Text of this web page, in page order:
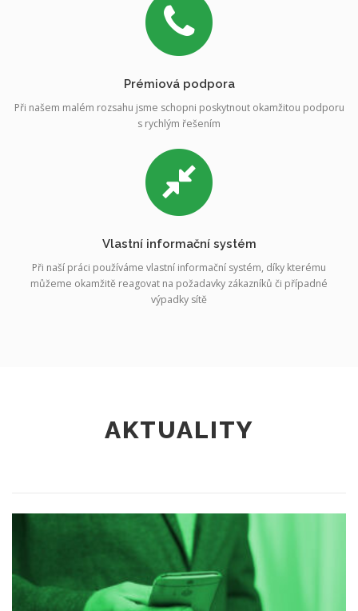
Prémiová podpora
Při našem malém rozsahu jsme schopni poskytnout okamžitou podporu
s rychlým řešením
Vlastní informační systém
Při naší práci používáme vlastní informační systém, díky kterému
můžeme okamžitě reagovat na požadavky zákazníků či případné
výpadky sítě
AKTUALITY